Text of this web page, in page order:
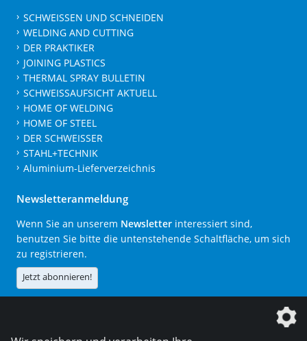
SCHWEISSEN UND SCHNEIDEN
WELDING AND CUTTING
DER PRAKTIKER
JOINING PLASTICS
THERMAL SPRAY BULLETIN
SCHWEISSAUFSICHT AKTUELL
HOME OF WELDING
HOME OF STEEL
DER SCHWEISSER
STAHL+TECHNIK
Aluminium-Lieferverzeichnis
Newsletteranmeldung
Wenn Sie an unserem Newsletter interessiert sind,
benutzen Sie bitte die untenstehende Schaltfläche, um sich
zu registrieren.
Jetzt abonnieren!
Die DVS Media GmbH ist ein Unternehmen der